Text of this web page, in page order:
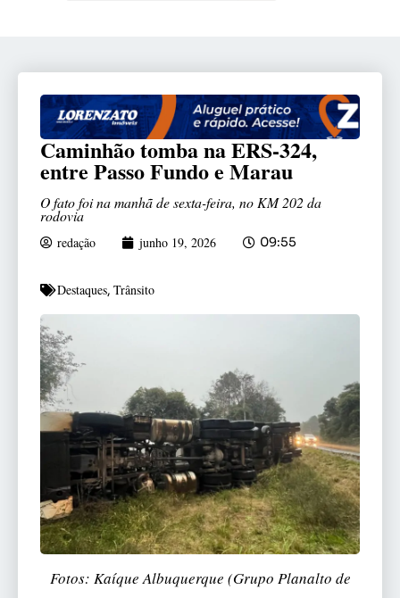
Caminhão tomba na ERS-324,
entre Passo Fundo e Marau
O fato foi na manhã de sexta-feira, no KM 202 da
rodovia
redação junho 19, 2026 09:55
Destaques, Trânsito
Fotos: Kaíque Albuquerque (Grupo Planalto de